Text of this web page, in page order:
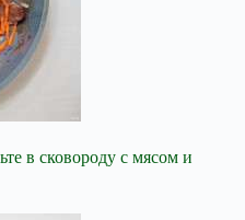
в сковороду с мясом и